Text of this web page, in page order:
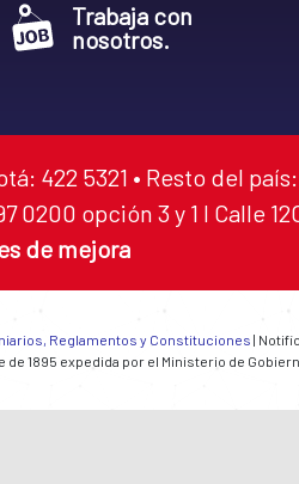
Trabaja con
nosotros.
422 5321 • Resto del país:
0200 opción 3 y 1 I Calle
de mejora
Reglamentos y Constituciones |
1895 expedida por el Ministerio de